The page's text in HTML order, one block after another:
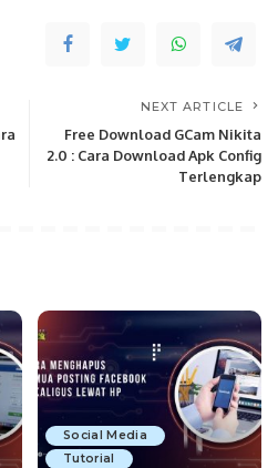
NEXT ARTICLE
Free Download GCam Nikita
2.0 : Cara Download Apk Config
Terlengkap
Social Media
Tutorial